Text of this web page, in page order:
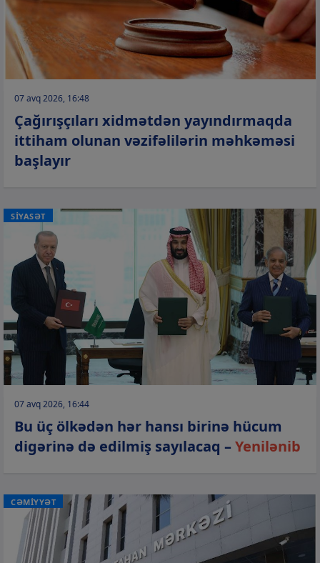
07 avq 2026, 16:48
Çağırışçıları xidmətdən yayındırmaqda
ittiham olunan vəzifəlilərin məhkəməsi
başlayır
SİYASƏT
07 avq 2026, 16:44
Bu üç ölkədən hər hansı birinə hücum
digərinə də edilmiş sayılacaq –Yenilənib
CƏMİYYƏT